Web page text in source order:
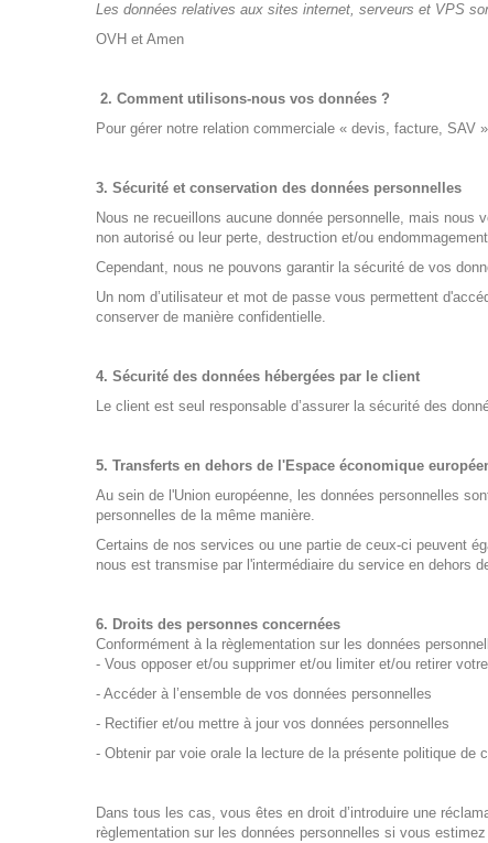
Les données relatives aux sites internet, serveurs et VPS
OVH et Amen
2. Comment utilisons-nous vos données ?
Pour gérer notre relation commerciale « devis, facture,
3. Sécurité et conservation des données personnelles
Nous ne recueillons aucune donnée personnelle, mais
non autorisé ou leur perte, destruction et/ou
Cependant, nous ne pouvons garantir la sécurité de vos
Un nom d’utilisateur et mot de passe vous permettent
conserver de manière confidentielle.
4. Sécurité des données hébergées par le client
Le client est seul responsable d’assurer la sécurité des
5. Transferts en dehors de l'Espace économique
Au sein de l'Union européenne, les données personnelles
personnelles de la même manière.
Certains de nos services ou une partie de ceux-ci peuvent
nous est transmise par l'intermédiaire du service en dehors
6. Droits des personnes concernées
Conformément à la règlementation sur les données
- Vous opposer et/ou supprimer et/ou limiter et/ou retirer
- Accéder à l’ensemble de vos données personnelles
- Rectifier et/ou mettre à jour vos données personnelles
- Obtenir par voie orale la lecture de la présente politique de
Dans tous les cas, vous êtes en droit d’introduire une
règlementation sur les données personnelles si vous